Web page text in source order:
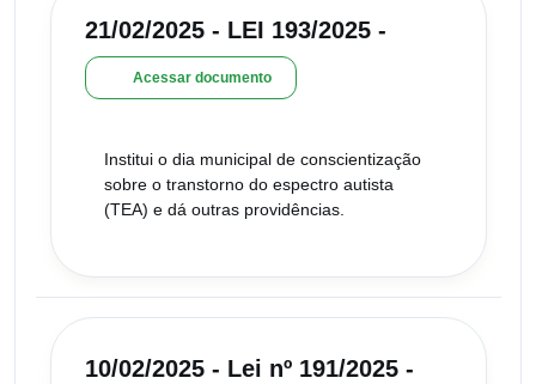
21/02/2025 - LEI 193/2025 -
Acessar documento
Institui o dia municipal de conscientização
sobre o transtorno do espectro autista
(TEA) e dá outras providências.
10/02/2025 - Lei nº 191/2025 -